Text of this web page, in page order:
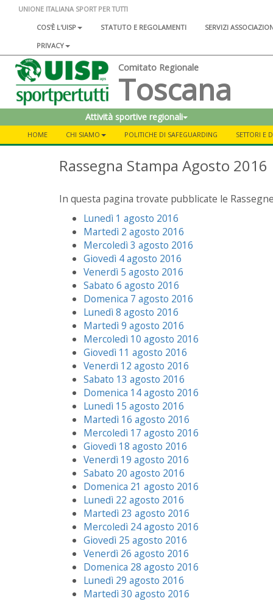
UNIONE ITALIANA SPORT PER TUTTI
COS'È L'UISP
STATUTO E REGOLAMENTI
SERVIZI
PRIVACY
Comitato Regionale
Toscana
Attività sportive regionali
HOME CHI SIAMO POLITICHE DI SAFEGUARDING SETTORI E
Rassegna Stampa Agosto 2016
In questa pagina trovate pubblicate le
Lunedì 1 agosto 2016
Martedì 2 agosto 2016
Mercoledì 3 agosto 2016
Giovedì 4 agosto 2016
Venerdì 5 agosto 2016
Sabato 6 agosto 2016
Domenica 7 agosto 2016
Lunedì 8 agosto 2016
Martedì 9 agosto 2016
Mercoledì 10 agosto 2016
Giovedì 11 agosto 2016
Venerdì 12 agosto 2016
Sabato 13 agosto 2016
Domenica 14 agosto 2016
Lunedì 15 agosto 2016
Martedì 16 agosto 2016
Mercoledì 17 agosto 2016
Giovedì 18 agosto 2016
Venerdì 19 agosto 2016
Sabato 20 agosto 2016
Domenica 21 agosto 2016
Lunedì 22 agosto 2016
Martedì 23 agosto 2016
Mercoledì 24 agosto 2016
Giovedì 25 agosto 2016
Venerdì 26 agosto 2016
Domenica 28 agosto 2016
Lunedì 29 agosto 2016
Martedì 30 agosto 2016